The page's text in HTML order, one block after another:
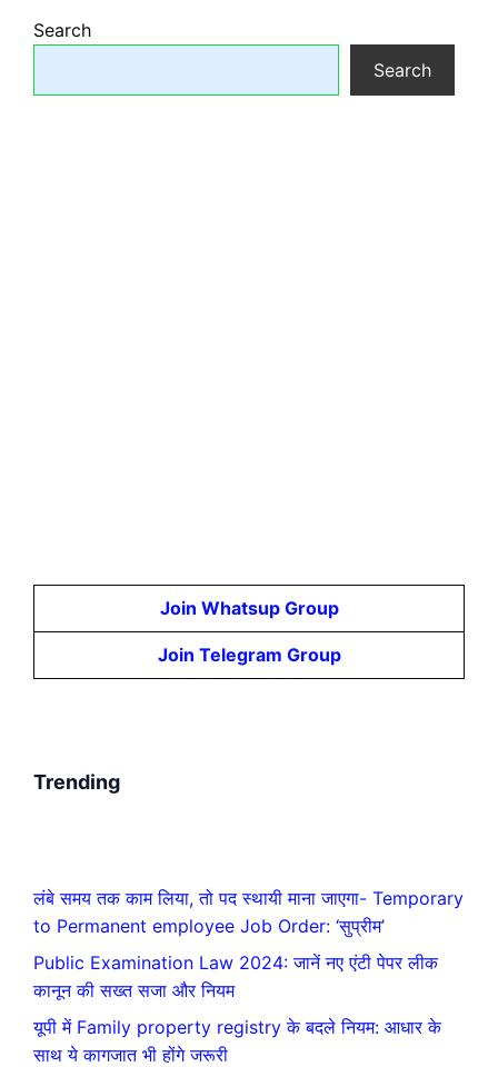
Search
Search
Join Whatsup Group
Join Telegram Group
Trending
लंबे समय तक काम लिया, तो पद स्थायी माना जाएगा- Temporary
to Permanent employee Job Order: ‘सुप्रीम’
Public Examination Law 2024: जानें नए एंटी पेपर लीक
कानून की सख्त सजा और नियम
यूपी में Family property registry के बदले नियम: आधार के
साथ ये कागजात भी होंगे जरूरी